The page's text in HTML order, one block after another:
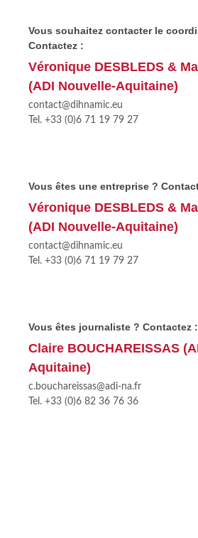
Vous souhaitez contacter le
Contactez :
Véronique DESBLEDS &
(ADI Nouvelle-Aquitaine)
contact@dihnamic.eu
Tel. +33 (0)6 71 19 79 27
Vous êtes une entreprise ?
Véronique DESBLEDS &
(ADI Nouvelle-Aquitaine)
contact@dihnamic.eu
Tel. +33 (0)6 71 19 79 27
Vous êtes journaliste ? Contactez :
Claire BOUCHAREISSAS
Aquitaine)
c.bouchareissas@adi-na.fr
Tel. +33 (0)6 82 36 76 36